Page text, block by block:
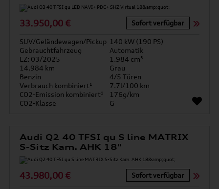
33.950,00 € Sofort verfügbar
SUV/Geländewagen/Pickup 140 kW (190 PS)
Gebrauchtfahrzeug
Automatik
EZ: 03/2025
1.984 cm³
14.984 km
Grau
Benzin
4/5 Türen
Verbrauch kombiniert¹
7.7l/100 km
CO2-Emission kombiniert¹
176g/km
CO2-Klasse
G
Audi Q2 40 TFSI qu S line MATRIX
S-Sitz Kam. AHK 18"
43.980,00 € Sofort verfügbar